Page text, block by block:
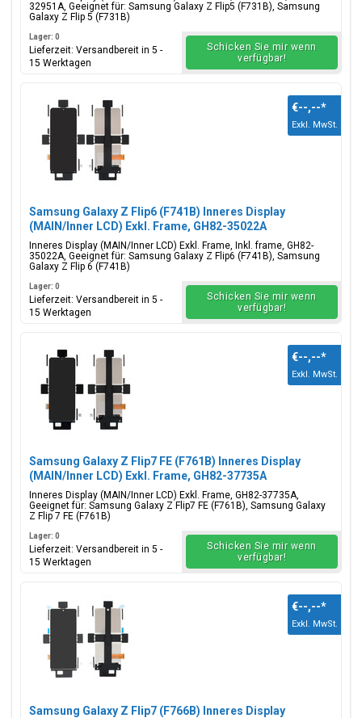
32951A, Geeignet für: Samsung Galaxy Z Flip5 (F731B), Samsung
Galaxy Z Flip 5 (F731B)
Lager: 0
Lieferzeit: Versandbereit in 5 -
15 Werktagen
Schicken Sie mir wenn
verfügbar!
Samsung Galaxy Z Flip6 (F741B) Inneres Display
(MAIN/Inner LCD) Exkl. Frame, GH82-35022A
Inneres Display (MAIN/Inner LCD) Exkl. Frame, Inkl. frame, GH82-
35022A, Geeignet für: Samsung Galaxy Z Flip6 (F741B), Samsung
Galaxy Z Flip 6 (F741B)
€--,--*
Exkl. MwSt.
Lager: 0
Lieferzeit: Versandbereit in 5 -
15 Werktagen
Schicken Sie mir wenn
verfügbar!
Samsung Galaxy Z Flip7 FE (F761B) Inneres Display
(MAIN/Inner LCD) Exkl. Frame, GH82-37735A
Inneres Display (MAIN/Inner LCD) Exkl. Frame, GH82-37735A,
Geeignet für: Samsung Galaxy Z Flip7 FE (F761B), Samsung Galaxy
Z Flip 7 FE (F761B)
€--,--*
Exkl. MwSt.
Lager: 0
Lieferzeit: Versandbereit in 5 -
15 Werktagen
Schicken Sie mir wenn
verfügbar!
Samsung Galaxy Z Flip7 (F766B) Inneres Display
€--,--*
Exkl. MwSt.